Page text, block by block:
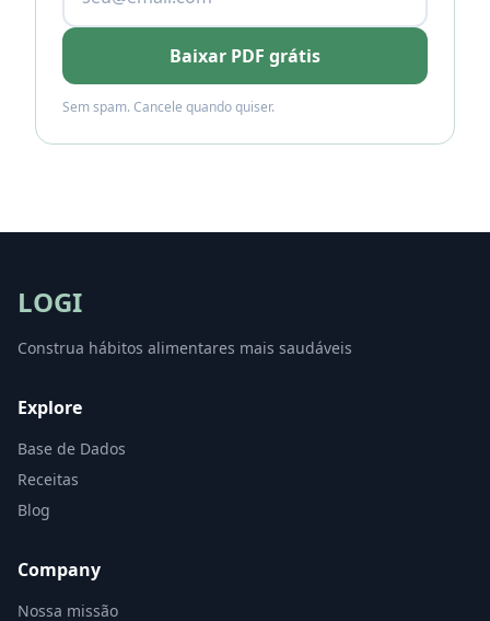
Baixar PDF grátis
Sem spam. Cancele quando quiser.
LOGI
Construa hábitos alimentares mais saudáveis
Explore
Base de Dados
Receitas
Blog
Company
Nossa missão